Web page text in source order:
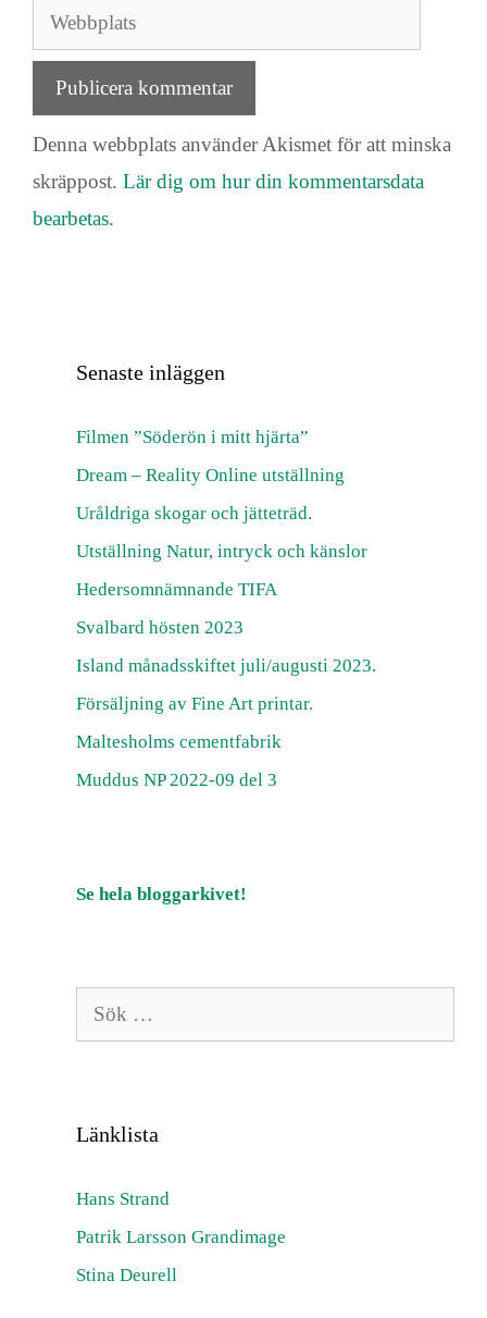
Webbplats
Denna webbplats använder Akismet för att minska
skräppost. Lär dig om hur din kommentarsdata
bearbetas.
Senaste inläggen
Filmen ”Söderön i mitt hjärta”
Dream – Reality Online utställning
Uråldriga skogar och jätteträd.
Utställning Natur, intryck och känslor
Hedersomnämnande TIFA
Svalbard hösten 2023
Island månadsskiftet juli/augusti 2023.
Försäljning av Fine Art printar.
Maltesholms cementfabrik
Muddus NP 2022-09 del 3
Se hela bloggarkivet!
Länklista
Hans Strand
Patrik Larsson Grandimage
Stina Deurell